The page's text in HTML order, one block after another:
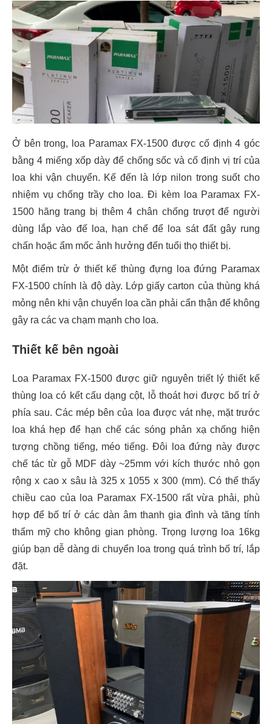
Ở bên trong, loa Paramax FX-1500 được cố định 4 góc
bằng 4 miếng xốp dày để chống sốc và cố định vị trí của
loa khi vận chuyển. Kế đến là lớp nilon trong suốt cho
nhiệm vụ chống trầy cho loa. Đi kèm loa Paramax FX-
1500 hãng trang bị thêm 4 chân chống trượt để người
dùng lắp vào đế loa, hạn chế để loa sát đất gây rung
chấn hoặc ẩm mốc ảnh hưởng đến tuổi thọ thiết bị.
Một điểm trừ ở thiết kế thùng đựng loa đứng Paramax
FX-1500 chính là độ dày. Lớp giấy carton của thùng khá
mỏng nên khi vận chuyển loa cần phải cẩn thận để không
gây ra các va chạm mạnh cho loa.
Thiết kế bên ngoài
Loa Paramax FX-1500 được giữ nguyên triết lý thiết kế
thùng loa có kết cấu dạng cột, lỗ thoát hơi được bố trí ở
phía sau. Các mép bên của loa được vát nhẹ, mặt trước
loa khá hẹp để hạn chế các sóng phản xạ chống hiện
tượng chồng tiếng, méo tiếng. Đôi loa đứng này được
chế tác từ gỗ MDF dày ~25mm với kích thước nhỏ gọn
rộng x cao x sâu là 325 x 1055 x 300 (mm). Có thể thấy
chiều cao của loa Paramax FX-1500 rất vừa phải, phù
hợp để bố trí ở các dàn âm thanh gia đình và tăng tính
thẩm mỹ cho không gian phòng. Trọng lượng loa 16kg
giúp bạn dễ dàng di chuyển loa trong quá trình bố trí, lắp
đặt.